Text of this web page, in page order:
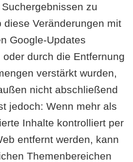
zu
diese Veränderungen mit
Google-Updates
durch die Entfernung
verstärkt wurden,
nicht abschließend
jedoch: Wenn mehr als
Inhalte kontrolliert per
entfernt werden, kann
Themenbereichen